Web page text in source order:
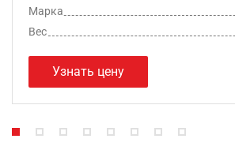
Марка
Вес
Узнать цену